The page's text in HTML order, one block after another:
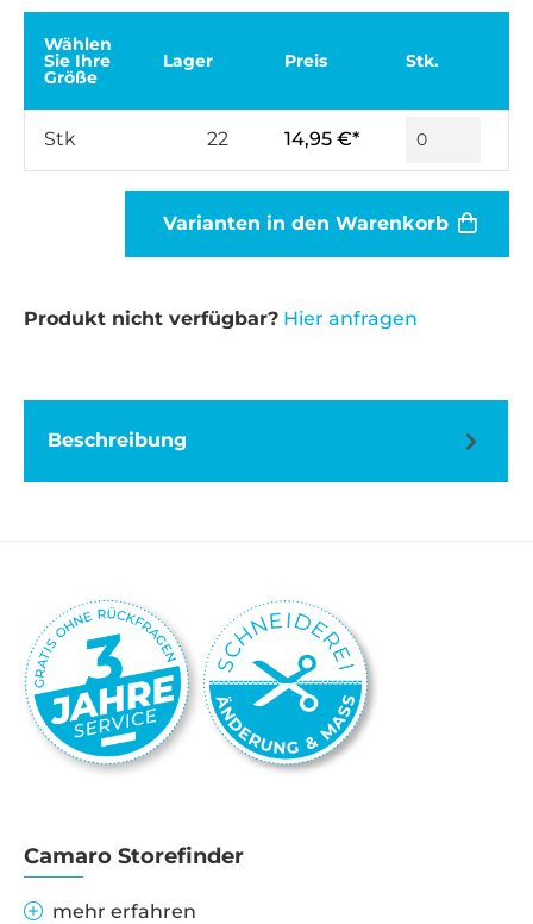
Wählen
Sie Ihre
Größe
Lager Preis Stk.
Stk 22 14,95 €*
Varianten in den Warenkorb
Produkt nicht verfügbar? Hier anfragen
Beschreibung
Camaro Storefinder
mehr erfahren